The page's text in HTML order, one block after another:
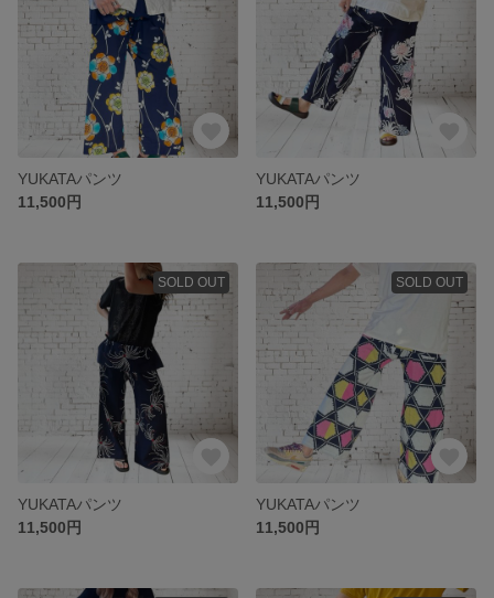
YUKATAパンツ
11,500円
YUKATAパンツ
11,500円
SOLD OUT
YUKATAパンツ
11,500円
SOLD OUT
YUKATAパンツ
11,500円